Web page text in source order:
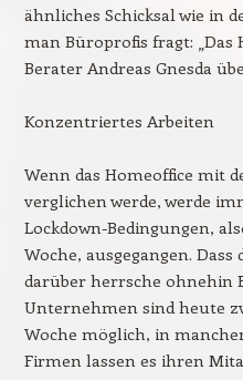
ähnliches Schicksal wie in
man Büroprofis fragt: „Das
Berater Andreas Gnesda
Konzentriertes Arbeiten
Wenn das Homeoffice mit
verglichen werde, werde
Lockdown-Bedingungen,
Woche, ausgegangen.
darüber herrsche ohnehin
Unternehmen sind heute
Woche möglich, in
Firmen lassen es ihren